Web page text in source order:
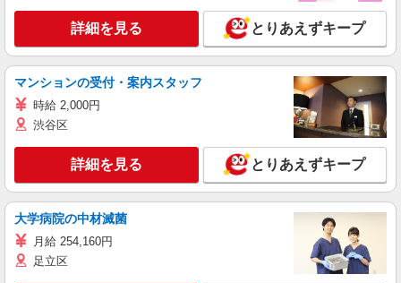
詳細を見る とりあえずキープ
マンションの受付・案内スタッフ
時給 2,000円
渋谷区
詳細を見る とりあえずキープ
大学病院の中材滅菌
月給 254,160円
足立区